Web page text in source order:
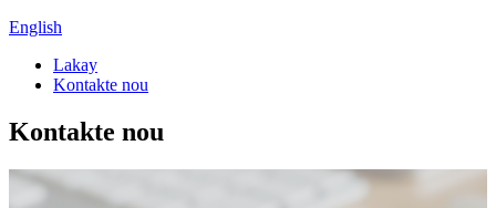
English
Lakay
Kontakte nou
Kontakte nou